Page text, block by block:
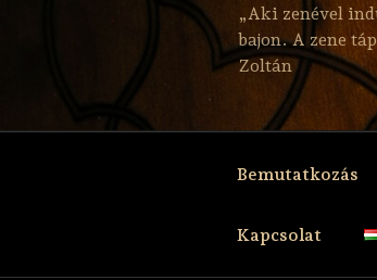
„Aki zenével
bajon. A zene
Zoltán
Bemutatkozás
Kapcsolat